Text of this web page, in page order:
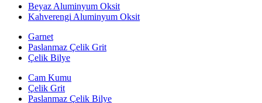
Beyaz Aluminyum Oksit
Kahverengi Aluminyum Oksit
Garnet
Paslanmaz Çelik Grit
Çelik Bilye
Cam Kumu
Çelik Grit
Paslanmaz Çelik Bilye